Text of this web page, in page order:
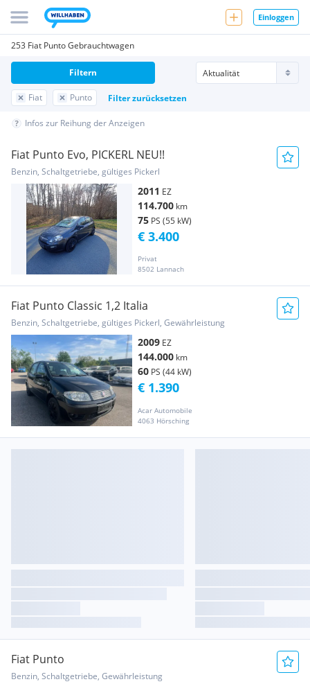
Einloggen
253 Fiat Punto Gebrauchtwagen
Fiat Punto Filter zurücksetzen
Filtern
Infos zur Reihung der Anzeigen
Fiat Punto Evo, PICKERL NEU!!
Benzin, Schaltgetriebe, gültiges Pickerl
2011 EZ
114.700 km
75 PS (55 kW)
Privat
8502 Lannach
€ 3.400
Fiat Punto Classic 1,2 Italia
Benzin, Schaltgetriebe, gültiges Pickerl, Gewährleistung
2009 EZ
144.000 km
60 PS (44 kW)
Acar Automobile
4063 Hörsching
€ 1.390
Fiat Punto
Benzin, Schaltgetriebe, Gewährleistung